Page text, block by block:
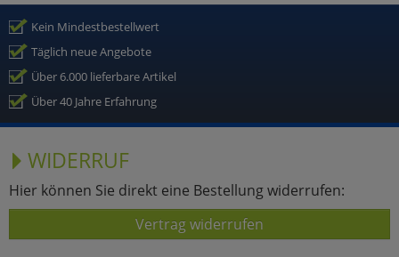
Kein Mindestbestellwert
Täglich neue Angebote
Über 6.000 lieferbare Artikel
Über 40 Jahre Erfahrung
WIDERRUF
Hier können Sie direkt eine Bestellung widerrufen:
Vertrag widerrufen